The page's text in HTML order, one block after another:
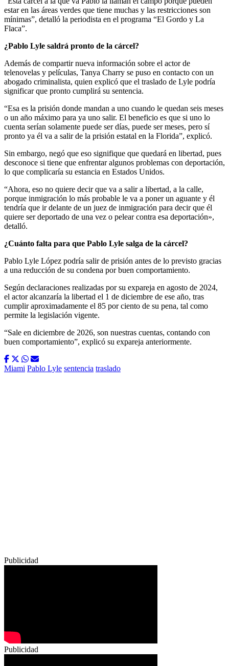
estar en las áreas verdes que tiene muchas y las restricciones son
mínimas”, detalló la periodista en el programa “El Gordo y La
Flaca”.
¿Pablo Lyle saldrá pronto de la cárcel?
Además de compartir nueva información sobre el actor de
telenovelas y películas, Tanya Charry se puso en contacto con un
abogado criminalista, quien explicó que el traslado de Lyle podría
significar que pronto cumplirá su sentencia.
“Esa es la prisión donde mandan a uno cuando le quedan seis meses
o un año máximo para ya uno salir. El beneficio es que si uno lo
cuenta serían solamente puede ser días, puede ser meses, pero sí
pronto ya él va a salir de la prisión estatal en la Florida”, explicó.
Sin embargo, negó que eso signifique que quedará en libertad, pues
desconoce si tiene que enfrentar algunos problemas con deportación,
lo que complicaría su estancia en Estados Unidos.
“Ahora, eso no quiere decir que va a salir a libertad, a la calle,
porque inmigración lo más probable le va a poner un aguante y él
tendría que ir delante de un juez de inmigración para decir que él
quiere ser deportado de una vez o pelear contra esa deportación»,
detalló.
¿Cuánto falta para que Pablo Lyle salga de la cárcel?
Pablo Lyle López podría salir de prisión antes de lo previsto gracias
a una reducción de su condena por buen comportamiento.
Según declaraciones realizadas por su expareja en agosto de 2024,
el actor alcanzaría la libertad el 1 de diciembre de ese año, tras
cumplir aproximadamente el 85 por ciento de su pena, tal como
permite la legislación vigente.
“Sale en diciembre de 2026, son nuestras cuentas, contando con
buen comportamiento”, explicó su expareja anteriormente.
Miami Pablo Lyle sentencia traslado
Publicidad
Publicidad